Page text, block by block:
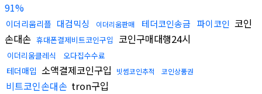
91%
이더리움리플 대검믹싱 이더리움판매 테더코인송금 파이코인 코인
손대손 휴대폰결제비트코인구입 코인구매대행24시
이더리움클레식 오다집수수료
테더매입 소액결제코인구입 빗썸코인추적 코인상품권
비트코인손대손 tron구입